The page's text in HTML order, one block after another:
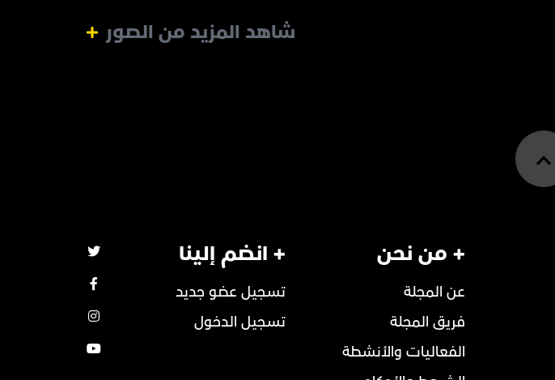
شاهد المزيد من الصور
+ من نحن
عن المجلة
فريق المجلة
الفعاليات والأنشطة
+ انضم إلينا
تسجيل عضو جديد
تسجيل الدخول